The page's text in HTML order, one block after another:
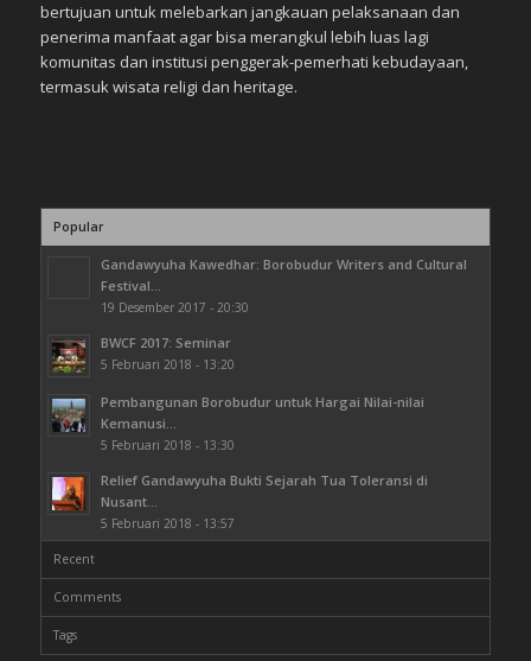
bertujuan untuk melebarkan jangkauan pelaksanaan dan
penerima manfaat agar bisa merangkul lebih luas lagi
komunitas dan institusi penggerak-pemerhati kebudayaan,
termasuk wisata religi dan heritage.
Popular
Gandawyuha Kawedhar: Borobudur Writers and Cultural
Festival...
19 Desember 2017 - 20:30
BWCF 2017: Seminar
5 Februari 2018 - 13:20
Pembangunan Borobudur untuk Hargai Nilai-nilai
Kemanusi...
5 Februari 2018 - 13:30
Relief Gandawyuha Bukti Sejarah Tua Toleransi di
Nusant...
5 Februari 2018 - 13:57
Recent
Comments
Tags